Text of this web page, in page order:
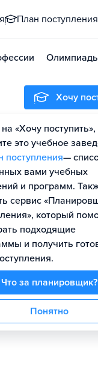
План поступления
Хочу
«Хочу
это учебное
поступления—
вами учебных
и программ.
сервис
который
подходящие
и получить
Что за планировщик?
Понятно
Оценить